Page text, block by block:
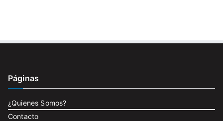
Páginas
¿Quienes Somos?
Contacto